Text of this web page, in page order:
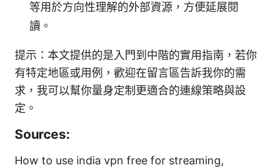
等用於方向性理解的外部資源，方便延展閱
讀。
提示：本文提供的是入門到中階的實用指南，若你
有特定地區或用例，歡迎在留言區告訴我你的需
求，我可以幫你量身定制更適合的連線策略與設
定。
Sources:
How to use india vpn free for streaming,